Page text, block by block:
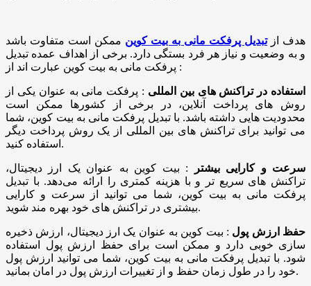
هدف ازتبدیل پرفکت مانی به بیت‌ کوین ممکن است متفاوت باشد
و به وضعیت و نیاز هر فرد بستگی دارد. برخی از اهداف عمده تبدیل
پرفکت مانی به بیت‌ کوین عبارت اند از :
استفاده در تراکنش ‌های بین ‌المللی : پرفکت مانی به عنوان یکی از
روش ‌های پرداخت آنلاین، در برخی از کشورها ممکن است
محدودیت ‌هایی داشته باشد. با تبدیل پرفکت مانی به بیت ‌کوین، شما
می ‌توانید برای تراکنش ‌های بین ‌المللی از یک روش پرداخت دیگر
استفاده کنید.
سرعت و کارایی بیشتر
: بیت‌ کوین به عنوان یک ارز دیجیتال،
تراکنش ‌های سریع تر و با هزینه کمتری را ارائه می‌دهد. با تبدیل
پرفکت مانی به بیت ‌کوین، شما می ‌توانید از سرعت و کارایی
بیشتری در تراکنش‌ های خود بهره‌ مند شوید.
حفظ ارزش پول : بیت‌ کوین به عنوان یک ارز دیجیتال، ارزش ذخیره‌
سازی خوبی دارد و ممکن است برای حفظ ارزش پول استفاده
شود. با تبدیل پرفکت مانی به بیت ‌کوین، شما می‌ توانید ارزش پول
خود را در طول زمان حفظ و از تغییرات ارزش پول در امان بمانید.